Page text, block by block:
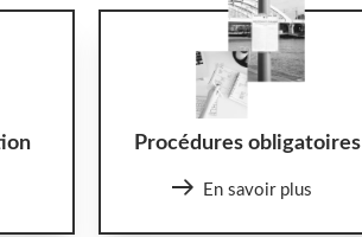
Procédures obligatoires
En savoir plus